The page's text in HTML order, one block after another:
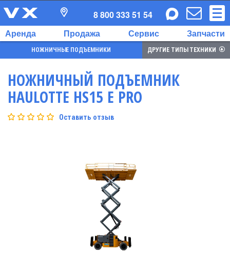
Аренда Продажа Сервис Запчасти
8 800 333 51 54
НОЖНИЧНЫЕ ПОДЪЕМНИКИ ДРУГИЕ ТИПЫ ТЕХНИКИ
НОЖНИЧНЫЙ ПОДЪЕМНИК
HAULOTTE HS15 E PRO
Оставить отзыв